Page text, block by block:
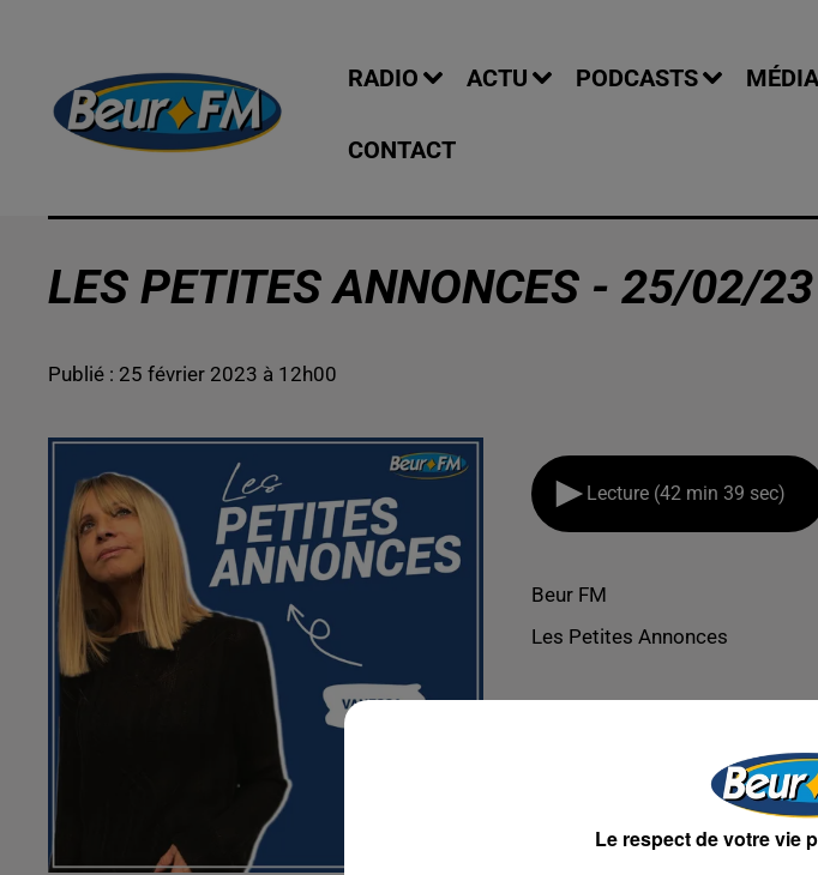
RADIO ACTU PODCASTS
CONTACT
LES PETITES ANNONCES - 25/02/23
Publié : 25 février 2023 à 12h00
Lecture (42 min 39 sec)
Beur FM
Les Petites Annonces
Le respect de votre vie